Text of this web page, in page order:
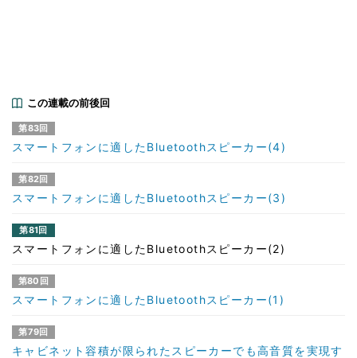
この連載の前後回
第83回
スマートフォンに適したBluetoothスピーカー(4)
第82回
スマートフォンに適したBluetoothスピーカー(3)
第81回
スマートフォンに適したBluetoothスピーカー(2)
第80回
スマートフォンに適したBluetoothスピーカー(1)
第79回
キャビネット容積が限られたスピーカーでも高音質を実現す